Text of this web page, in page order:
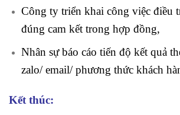
Công ty triển khai công việc điều
đúng cam kết trong hợp đồng,
Nhân sự báo cáo tiến độ kết quả
zalo/ email/ phương thức khách
Kết thúc: